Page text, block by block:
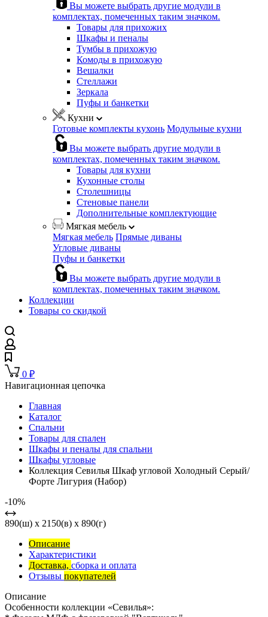
Вы можете выбрать другие модули в
комплектах, помеченных таким значком.
Товары для прихожих
Шкафы и пеналы
Тумбы в прихожую
Комоды в прихожую
Вешалки
Стеллажи
Зеркала
Пуфы и банкетки
Кухни
Готовые комплекты кухонь Модульные кухни
Вы можете выбрать другие модули в
комплектах, помеченных таким значком.
Товары для кухни
Кухонные столы
Столешницы
Стеновые панели
Дополнительные комплектующие
Мягкая мебель
Мягкая мебель Прямые диваны
Угловые диваны
Пуфы и банкетки
Вы можете выбрать другие модули в
комплектах, помеченных таким значком.
Коллекции
Товары со скидкой
0 ₽
Навигационная цепочка
Главная
Каталог
Спальни
Товары для спален
Шкафы и пеналы для спальни
Шкафы угловые
Коллекция Севилья Шкаф угловой Холодный Серый/
Форте Лигурия (Набор)
-10%
890(ш) x 2150(в) x 890(г)
Описание
Характеристики
Доставка, сборка и оплата
Отзывы покупателей
Описание
Особенности коллекции «Севилья»: